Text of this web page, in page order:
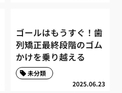
ゴールはもうすぐ！歯
列矯正最終段階のゴム
かけを乗り越える
2025.06.23
未分類